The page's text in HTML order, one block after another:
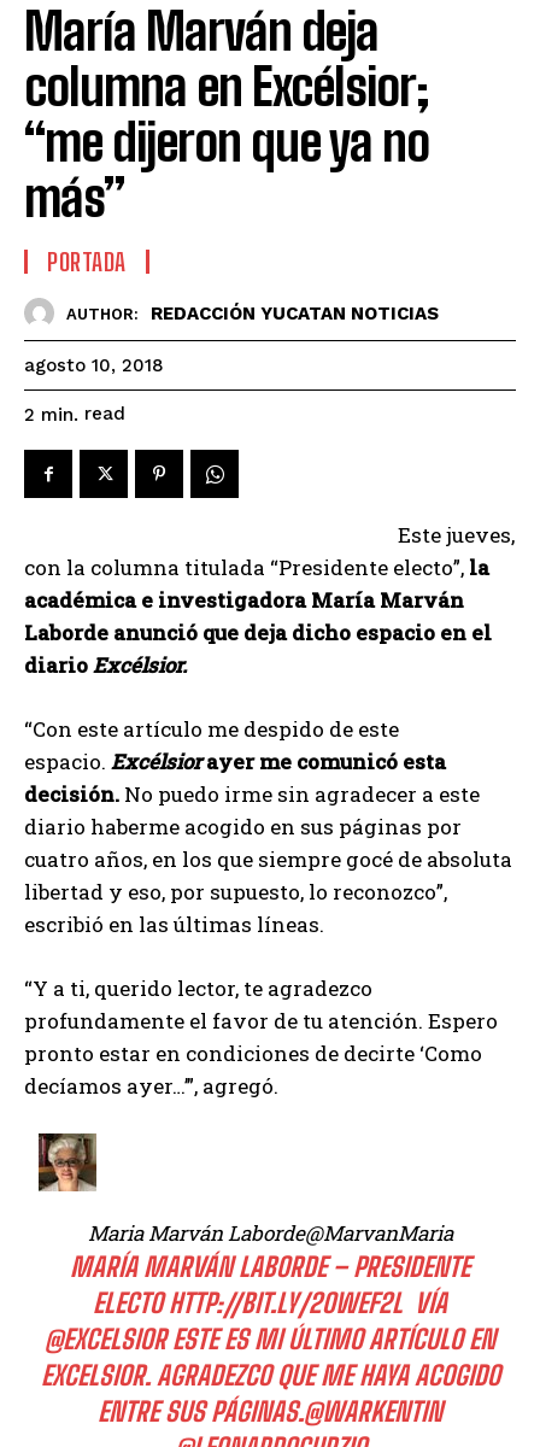
María Marván deja
columna en Excélsior;
“me dijeron que ya no
más”
PORTADA
AUTHOR: REDACCIÓN YUCATAN NOTICIAS
agosto 10, 2018
2 min. read
Este jueves,
con la columna titulada “Presidente electo”, la
académica e investigadora María Marván
Laborde anunció que deja dicho espacio en el
diarioExcélsior.
“Con este artículo me despido de este
espacio. Excélsiorayer me comunicó esta
decisión. No puedo irme sin agradecer a este
diario haberme acogido en sus páginas por
cuatro años, en los que siempre gocé de absoluta
libertad y eso, por supuesto, lo reconozco”,
escribió en las últimas líneas.
“Y a ti, querido lector, te agradezco
profundamente el favor de tu atención. Espero
pronto estar en condiciones de decirte ‘Como
decíamos ayer…’”, agregó.
Maria Marván Laborde@MarvanMaria
MARÍA MARVÁN LABORDE – PRESIDENTE
ELECTOHTTP://BIT.LY/2OWEF2L VÍA
@EXCELSIORESTE ES MI ÚLTIMO ARTÍCULO EN
EXCELSIOR. AGRADEZCO QUE ME HAYA ACOGIDO
ENTRE SUS PÁGINAS.@WARKENTIN